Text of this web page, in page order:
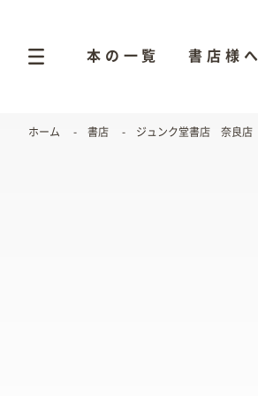
本の一覧 書店様へ
ホーム 書店 ジュンク堂書店 奈良店